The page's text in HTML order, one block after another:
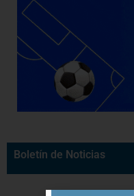
Boletín de Noticias